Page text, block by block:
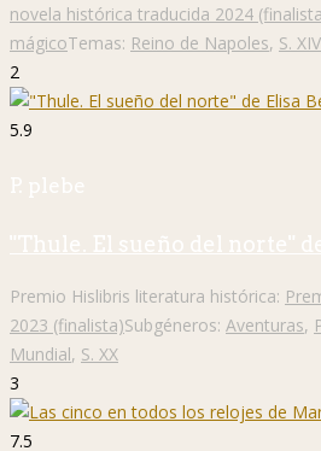
novela histórica traducida 2024
mágicoTemas: Reino de Napoles, S.
2
5.9
P. plebe
"Thule. El sueño del norte"
Premio Hislibris literatura histórica:
2023 (finalista)Subgéneros: Aventuras,
Mundial, S. XX
3
7.5